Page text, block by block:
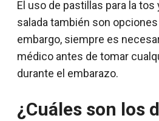
El uso de pastillas para la tos
salada también son
embargo, siempre es
médico antes de tomar
durante el embarazo.
¿Cuáles son los